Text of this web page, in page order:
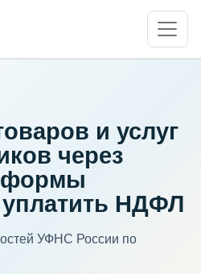
и услуг
через
НДФЛ
УФНС России по